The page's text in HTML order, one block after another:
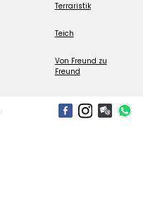
Terraristik
Teich
Von Freund zu
Freund